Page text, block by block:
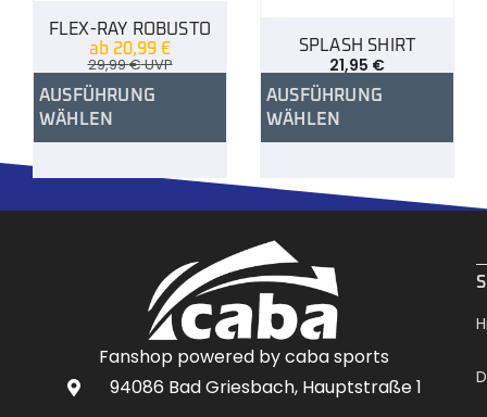
FLEX-RAY ROBUSTO
ab 20,99 €
29,99€UVP
AUSFÜHRUNG
WÄHLEN
SPLASH SHIRT
21,95 €
AUSFÜHRUNG
WÄHLEN
Fanshop powered by caba sports
94086 Bad Griesbach, Hauptstraße 1